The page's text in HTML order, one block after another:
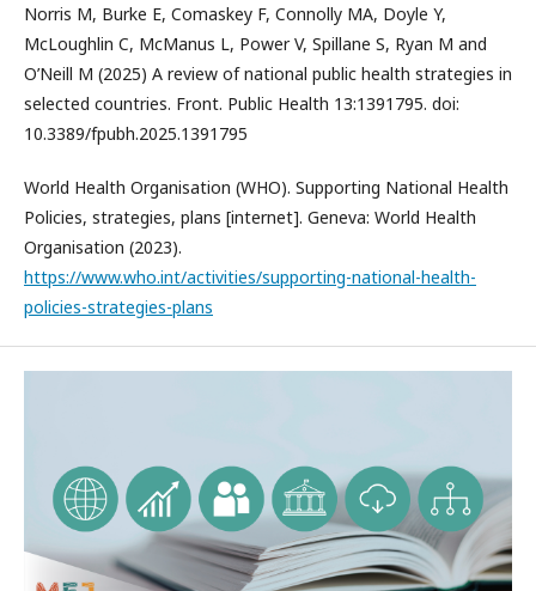
Norris M, Burke E, Comaskey F, Connolly MA, Doyle Y,
McLoughlin C, McManus L, Power V, Spillane S, Ryan M and
O’Neill M (2025) A review of national public health strategies in
selected countries. Front. Public Health 13:1391795. doi:
10.3389/fpubh.2025.1391795
World Health Organisation (WHO). Supporting National Health
Policies, strategies, plans [internet]. Geneva: World Health
Organisation (2023).
https://www.who.int/activities/supporting-national-health-
policies-strategies-plans